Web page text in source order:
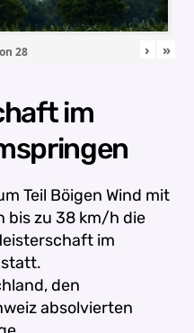
28 › »
im
Teil Böigen Wind mit
bis zu 38 km/h die
im
den
absolvierten